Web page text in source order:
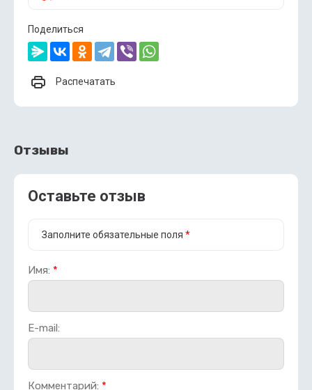
Поделиться
Распечатать
Отзывы
Оставьте отзыв
Заполните обязательные поля *
Имя: *
E-mail:
Комментарий: *